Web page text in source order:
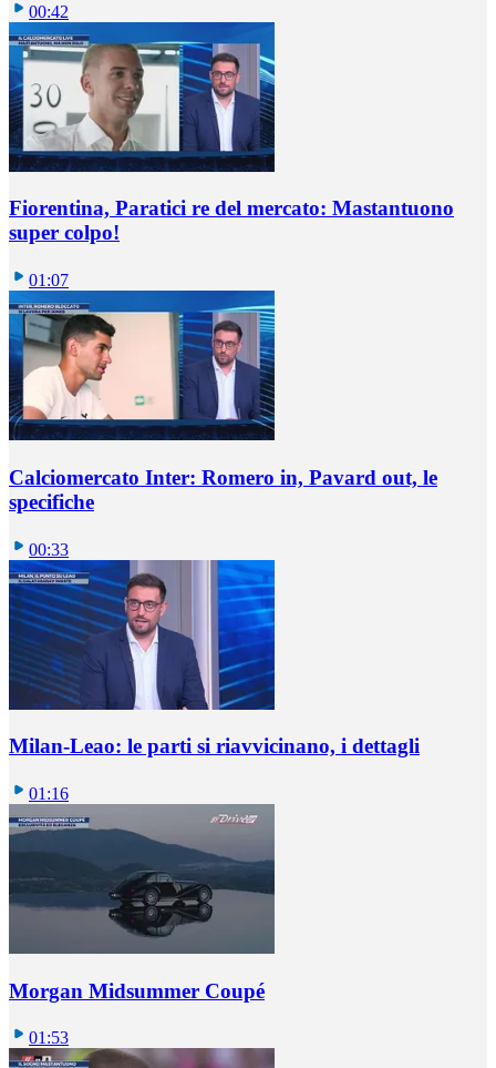
00:42
Fiorentina, Paratici re del mercato: Mastantuono
super colpo!
01:07
Calciomercato Inter: Romero in, Pavard out, le
specifiche
00:33
Milan-Leao: le parti si riavvicinano, i dettagli
01:16
Morgan Midsummer Coupé
01:53